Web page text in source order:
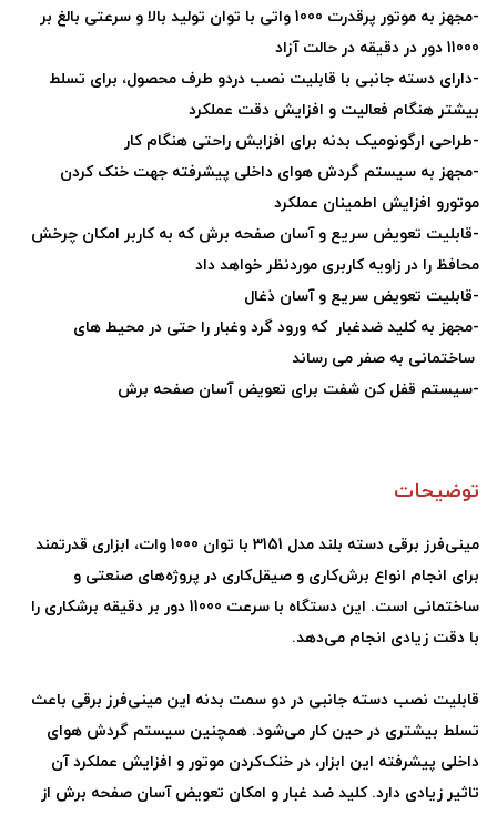
-
مجهز به موتور پرقدرت 1000 واتی با توان تولید بالا و سرعتی بالغ بر
11000 دور در دقیقه در حالت آزاد
-دارای دسته جانبی با قابلیت نصب دردو طرف محصول، برای تسلط
بیشتر هنگام فعالیت و افزایش دقت عملکرد
-طراحی ارگونومیک بدنه برای افزایش راحتی هنگام کار
-مجهز به سیستم گردش هوای داخلی پیشرفته جهت خنک کردن
موتورو افزایش اطمینان عملکرد
-قابلیت تعویض سریع و آسان صفحه برش که به کاربر امکان چرخش
محافظ را در زاویه کاربری موردنظر خواهد داد
-قابلیت تعویض سریع و آسان ذغال
-مجهز به کلید ضدغبار که ورود گرد وغبار را حتی در محیط های
ساختمانی به صفر می رساند
-سیستم قفل کن شفت برای تعویض آسان صفحه برش
توضیحات
مینی‌فرز برقی دسته بلند مدل 3151 با توان 1000 وات، ابزاری قدرتمند
برای انجام انواع برش‌کاری و صیقل‌کاری در پروژه‌های صنعتی و
ساختمانی است. این دستگاه با سرعت 11000 دور بر دقیقه برشکاری را
با دقت زیادی انجام می‌دهد.
قابلیت نصب دسته جانبی در دو سمت بدنه این مینی‌فرز برقی باعث
تسلط بیشتری در حین کار می‌شود. همچنین سیستم گردش هوای
داخلی پیشرفته این ابزار، در خنک‌کردن موتور و افزایش عملکرد آن
تاثیر زیادی دارد. کلید ضد غبار و امکان تعویض آسان صفحه برش از